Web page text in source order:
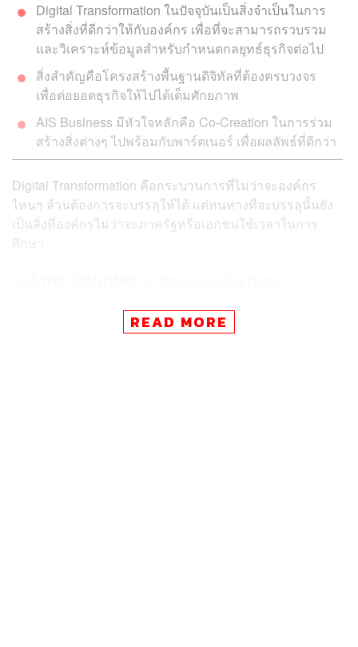
Digital Transformation ในปัจจุบันเป็นสิ่งจำเป็นในการ
สร้างสิ่งที่ดีกว่าให้กับองค์กร เพื่อที่จะสามารถรวบรวม
และวิเคราะห์ข้อมูลสำหรับกำหนดกลยุทธ์ธุรกิจต่อไป
สิ่งสำคัญคือโครงสร้างพื้นฐานดิจิทัลที่ต้องครบวงจร
เพื่อต่อยอดธุรกิจให้ไปได้เต็มศักยภาพ
AIS Business มีหัวใจหลักคือ Co-Creation ในการร่วม
สร้างสิ่งต่างๆ ไปพร้อมกับพาร์ตเนอร์ เพื่อผลลัพธ์ที่ดีกว่า
Digital Transformation คือกระบวนการที่ไม่ว่าจะองค์กร
ไหนๆ ล้วนต้องการจะบรรลุให้ได้ แต่หนทางที่จะบรรลุนั้นยัง
เป็นสิ่งที่องค์กรไม่ว่าจะภาครัฐหรือเอกชนใช้เวลาในการ
ศึกษา
หัวหน้าคณะผู้บริหารกลุ่มลูกค้าองค์กร บริษัท แอดวานซ์ อิน
โฟร์ เซอร์วิส จำกัด (มหาชน) หรือ AIS
READ MORE